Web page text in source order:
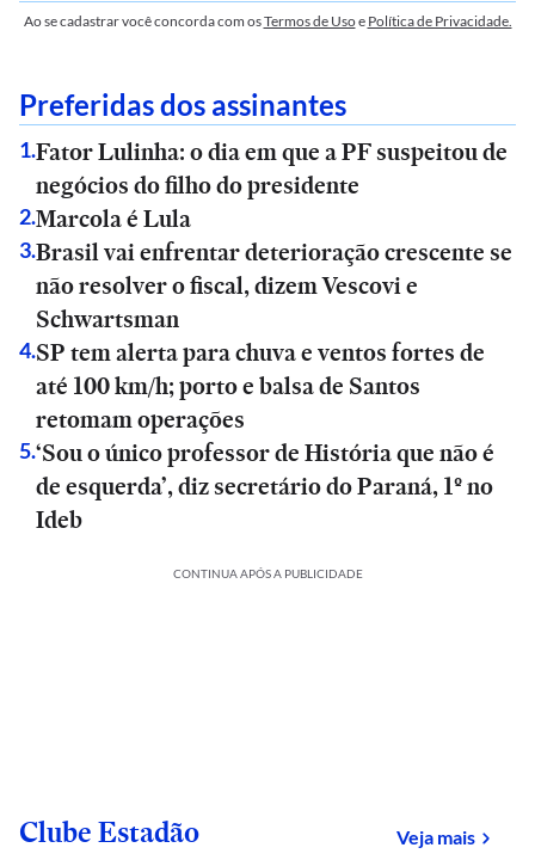
Ao se cadastrar você concorda com osTermos de Usoe Política de Privacidade.
Preferidas dos assinantes
1.Fator Lulinha: o dia em que a PF suspeitou de
negócios do filho do presidente
2.Marcola é Lula
3.Brasil vai enfrentar deterioração crescente se
não resolver o fiscal, dizem Vescovi e
Schwartsman
4.SP tem alerta para chuva e ventos fortes de
até 100 km/h; porto e balsa de Santos
retomam operações
5.‘Sou o único professor de História que não é
de esquerda’, diz secretário do Paraná, 1º no
Ideb
CONTINUA APÓS A PUBLICIDADE
Clube Estadão Veja maissobre